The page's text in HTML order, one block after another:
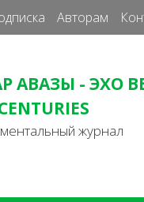
Авторам
АВАЗЫ - ЭХО
журнал